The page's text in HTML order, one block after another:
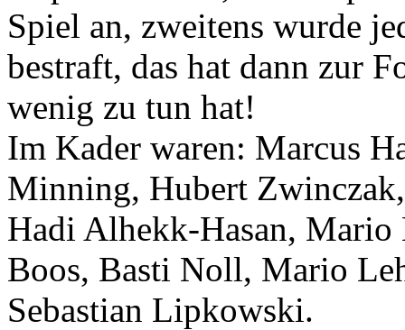
Spiel an, zweitens wurde
bestraft, das hat dann zur
wenig zu tun hat!
Im Kader waren: Marcus
Minning, Hubert
Hadi Alhekk-Hasan,
Boos, Basti Noll, Mario
Sebastian Lipkowski.